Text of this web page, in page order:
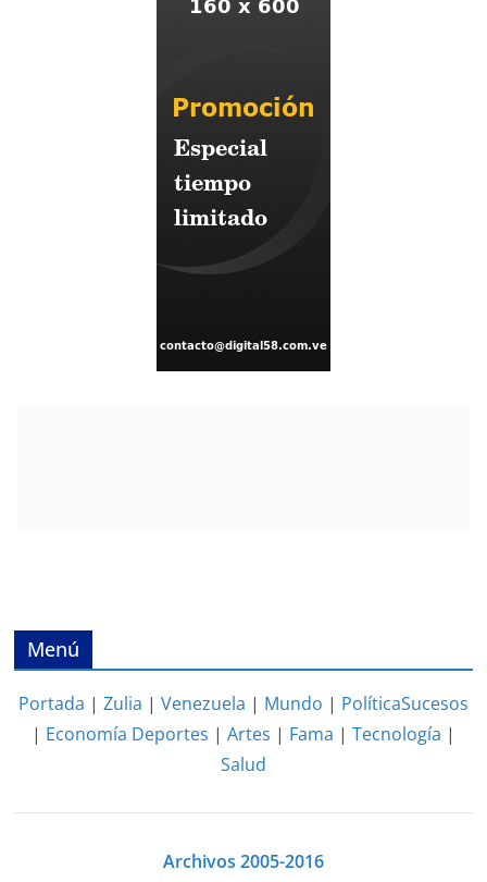
Menú
Portada | Zulia | Venezuela | Mundo | PolíticaSucesos
| Economía Deportes | Artes | Fama | Tecnología |
Salud
Archivos 2005-2016